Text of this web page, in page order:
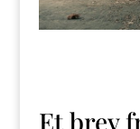
Et brev